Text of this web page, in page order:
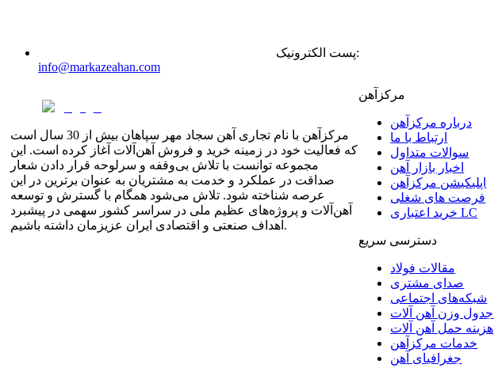
پست الکترونیک:
info@markazeahan.com
مرکزآهن با نام تجاری آهن سجاد مهر سپاهان بیش از 30 سال است
که فعالیت خود در زمینه خرید و فروش آهن‌آلات آغاز کرده است. این
مجموعه توانست با تلاش بی‌وقفه و سرلوحه قرار دادن شعار
صداقت در عملکرد و خدمت به مشتریان به عنوان برترین در این
عرصه شناخته شود. تلاش می‌شود همگام با گسترش و توسعه
آهن‌آلات و پروژه‌های عظیم ملی در سراسر کشور سهمی در پیشبرد
اهداف صنعتی و اقتصادی ایران عزیزمان داشته باشیم.
مرکزآهن
درباره مرکزآهن
ارتباط با ما
سوالات متداول
اخبار بازار آهن
اپلیکیشن مرکزآهن
فرصت های شغلی
خرید اعتباری LC
دسترسی سریع
مقالات فولاد
صدای مشتری
شبکه‌های اجتماعی
جدول وزن آهن آلات
هزینه حمل آهن آلات
خدمات مرکزآهن
جغرافیای آهن